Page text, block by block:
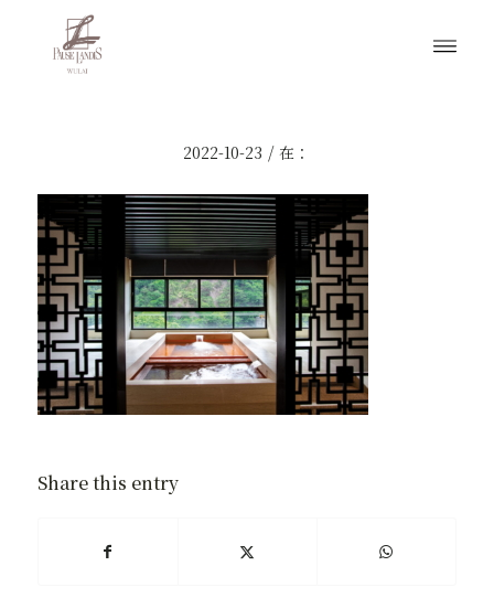
2022-10-23 / 在：
Share this entry